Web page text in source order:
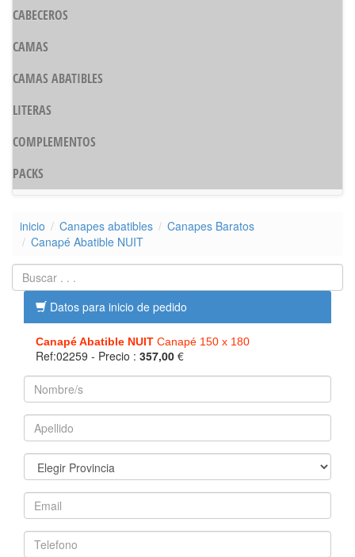
CABECEROS
CAMAS
CAMAS ABATIBLES
LITERAS
COMPLEMENTOS
PACKS
inicio Canapes abatibles
Canapes Baratos
Canapé Abatible NUIT
Datos para inicio de pedido
Canapé Abatible NUIT Canapé 150 x 180
Ref:02259 - Precio : 357,00 €